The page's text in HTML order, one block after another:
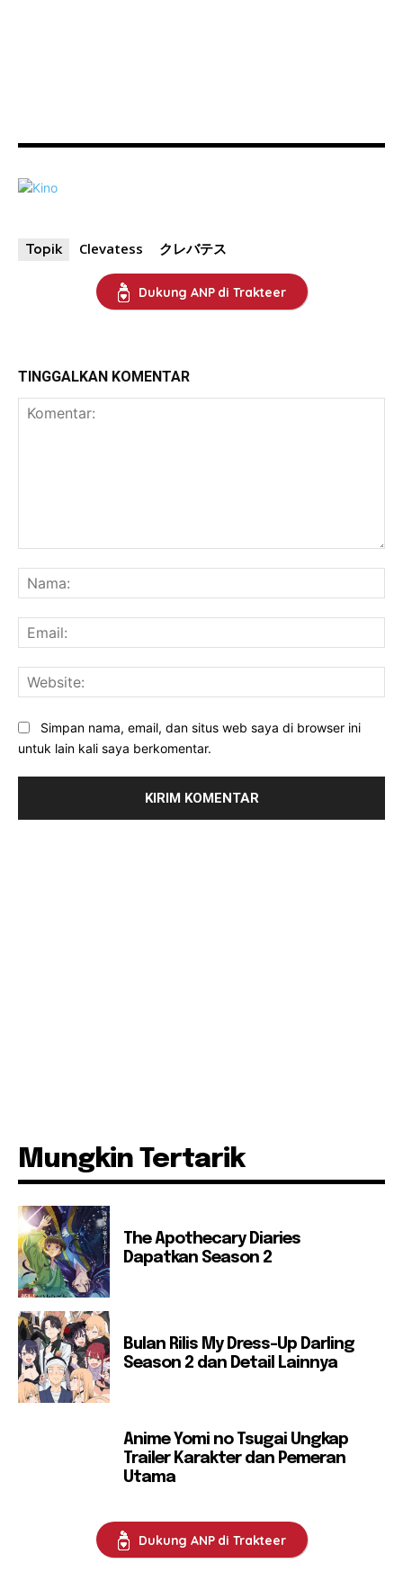
Topik Clevatess クレバテス
Dukung ANP di Trakteer
TINGGALKAN KOMENTAR
Simpan nama, email, dan situs web saya di browser ini
untuk lain kali saya berkomentar.
Mungkin Tertarik
The Apothecary Diaries
Dapatkan Season 2
Bulan Rilis My Dress-Up Darling
Season 2 dan Detail Lainnya
Anime Yomi no Tsugai Ungkap
Trailer Karakter dan Pemeran
Utama
Dukung ANP di Trakteer